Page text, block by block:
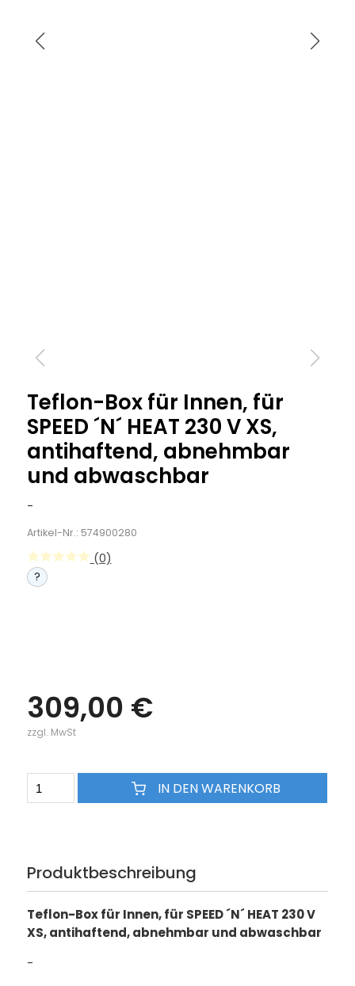
Teflon-Box für Innen, für
SPEED ´N´ HEAT 230 V XS,
antihaftend, abnehmbar
und abwaschbar
-
Artikel-Nr.: 574900280
(0)
?
309,00 €
zzgl. MwSt
IN DEN WARENKORB
Produktbeschreibung
Teflon-Box für Innen, für SPEED ´N´ HEAT 230 V
XS, antihaftend, abnehmbar und abwaschbar
-